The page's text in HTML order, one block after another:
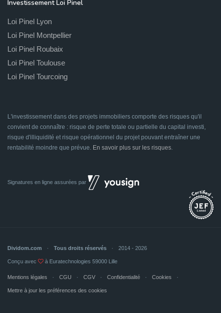
Investissement Loi Pinel
Loi Pinel Lyon
Loi Pinel Montpellier
Loi Pinel Roubaix
Loi Pinel Toulouse
Loi Pinel Tourcoing
L'investissement dans des projets immobiliers comporte des risques qu'il
convient de connaître : risque de perte totale ou partielle du capital investi,
risque d'illiquidité et risque opérationnel du projet pouvant entraîner une
rentabilité moindre que prévue. En savoir plus sur les risques.
Signatures en ligne assurées par
Dividom.com Tous droits réservés 2014 - 2026
Conçu avec à Euratechnologies 59000 Lille
Mentions légales CGU CGV Confidentialité Cookies
Mettre à jour les préférences des cookies